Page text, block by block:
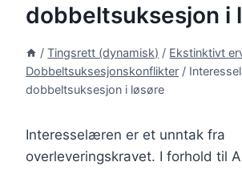
dobbeltsuksesjon i
/ Tingsrett (dynamisk) / Ekstinktivt
Dobbeltsuksesjonskonflikter /
dobbeltsuksesjon i løsøre
Interesselæren er et unntak fra
overleveringskravet. I forhold til